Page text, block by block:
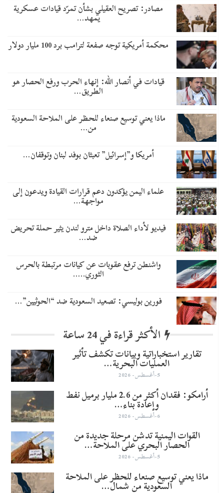
مصادر: تصريح العقيلي بشأن تمرّد قيادات عسكرية
يمهد…
محكمة أمريكية توجه صفعة لترامب برد 100 مليار دولار
قيادات في أنصار الله: إنهاء الحرب ورفع الحصار هو
الطريق…
ماذا يعني توسيع صنعاء للحظر على الملاحة السعودية
من…
أمريكا و”إسرائيل” تعبثان بوفد لبنان وتوقفان…
علماء اليمن يؤكدون دعم قرارات القيادة ويدعون إلى
مواجهة…
فيديو لأداء الصلاة داخل مترو لندن يثير حملة تحريض
ضد…
واشنطن ترفع عقوبات عن كيانات مرتبطة بالحرس
الثوري..…
​فورين بوليسي: تصعيد السعودية ضد “الحوثيين”…
الأكثر قراءة في 24 ساعة
تقارير استخباراتية وبيانات تكشف تأثير
العمليات البحرية…
5-أغسطس- 2026
أرامكو: فقدان أكثر من 2.6 مليار برميل نفط
وإعادة بناء…
6-أغسطس- 2026
القوات اليمنية تدشن مرحلة جديدة من
الحصار البحري على الملاحة…
5-أغسطس- 2026
ماذا يعني توسيع صنعاء للحظر على الملاحة
السعودية من شمال…